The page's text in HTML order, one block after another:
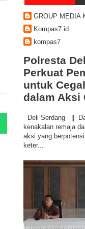
GROUP MEDIA
Kompas7.id
kompas7
Polresta
Perkuat
untuk
dalam Aksi
Deli Serdang ||
kenakalan remaja
aksi yang
keter...